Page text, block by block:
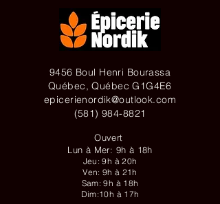
9456 Boul Henri Bourassa
Québec, Québec G1G4E6
epicerienordik@outlook.com
(581) 984-8821
Ouvert
Lun à Mer: 9h à 18h
Jeu: 9h à 20h
Ven: 9h à 21h
Sam: 9h à 18h
Dim:10h à 17h